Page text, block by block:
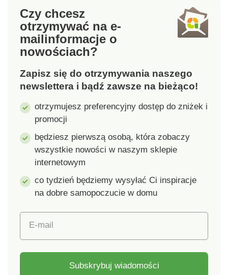
form do pieczenia itd.
Pozwala
zaoszczędzić
pieniądze i
na wadze.
Wielokrotnego użytku.
oleju.
śniadanie, kolację i
wiele więcej. Jajka
gotowania poniżej 3
minut. Unikalny
wysoką temperaturę.
zmywarki.
Czy chcesz
otrzymywać na e-
mailinformacje o
nowościach?
Zapisz się do otrzymywania naszego
newslettera i bądź zawsze na bieżąco!
otrzymujesz preferencyjny dostęp do zniżek i
promocji
będziesz pierwszą osobą, która zobaczy
wszystkie nowości w naszym sklepie
internetowym
co tydzień będziemy wysyłać Ci inspiracje
na dobre samopoczucie w domu
E-mail
Subskrybuj wiadomości